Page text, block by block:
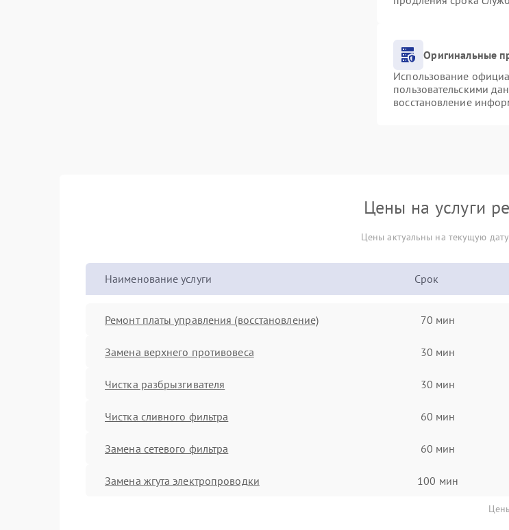
Оригинальные
Использование
пользовательскими
восстановление
Цены на услуги
Цены актуальны на текущую
Наименование услуги Срок
Ремонт платы управления (восстановление) 70 мин
Замена верхнего противовеса 30 мин
Чистка разбрызгивателя 30 мин
Чистка сливного фильтра 60 мин
Замена сетевого фильтра 60 мин
Замена жгута электропроводки 100 мин